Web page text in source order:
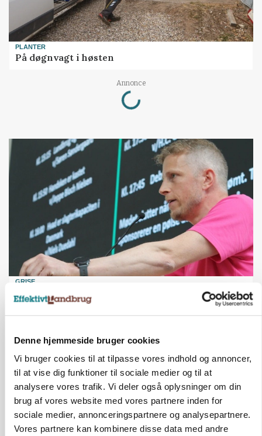
Denne hjemmeside bruger cookies
Vi bruger cookies til at tilpasse vores indhold og annoncer,
til at vise dig funktioner til sociale medier og til at
analysere vores trafik. Vi deler også oplysninger om din
brug af vores website med vores partnere inden for
sociale medier, annonceringspartnere og analysepartnere.
Vores partnere kan kombinere disse data med andre
PLANTER
På døgnvagt i høsten
Annonce
Loading...
GRISE
Svineproducenter kalder Danish Crowns pris en
katastrofe